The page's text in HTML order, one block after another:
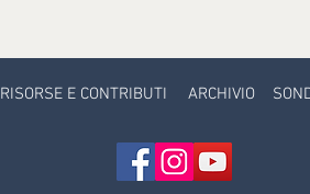
RISORSE E CONTRIBUTI ARCHIVIO